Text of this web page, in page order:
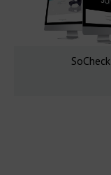
SoCheck